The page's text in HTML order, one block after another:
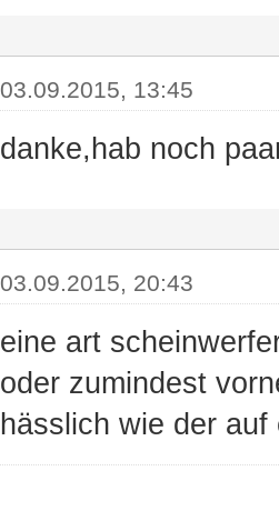
03.09.2015, 13:45
danke,hab noch
03.09.2015, 20:43
eine art
oder zumindest
hässlich wie der auf